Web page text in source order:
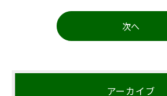
次へ
アーカイブ